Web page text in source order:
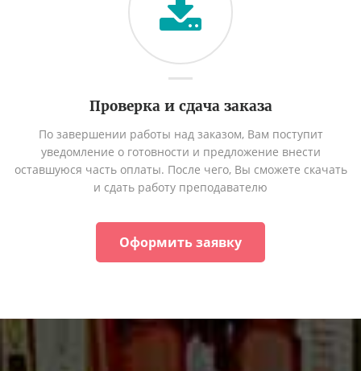
Проверка и сдача заказа
По завершении работы над заказом, Вам поступит
уведомление о готовности и предложение внести
оставшуюся часть оплаты. После чего, Вы сможете скачать
и сдать работу преподавателю
Оформить заявку